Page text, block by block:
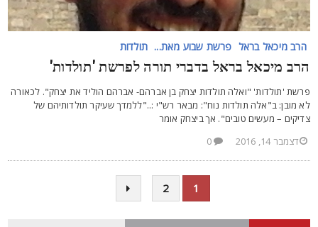
הרב מיכאל בראל פרשת שבוע מאת... תולדות
מיכאל בראל בדברי תורה לפרשת 'תולדות'
'תולדות' "ואלה תולדות יצחק בן אברהם- אברהם הוליד את יצחק". לכאורה
מובן: ב"אלה תולדות נוח": מבאר רש"י :.."ללמדך שעיקר תולדותיהם של
– מעשים טובים". אך ביצחק אומר
דצמבר 14, 2016
0